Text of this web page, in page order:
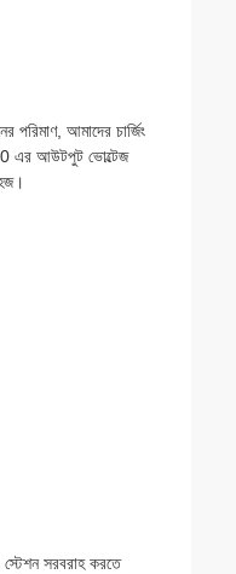
পরিমাণ, আমাদের চার্জিং
এর আউটপুট ভোল্টেজ
সরবরাহ করতে